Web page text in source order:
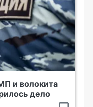
и волокита
дело